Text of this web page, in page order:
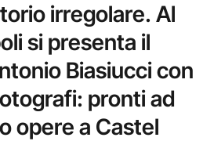
irregolare. Al
si presenta il
Biasiucci con
pronti ad
opere a Castel